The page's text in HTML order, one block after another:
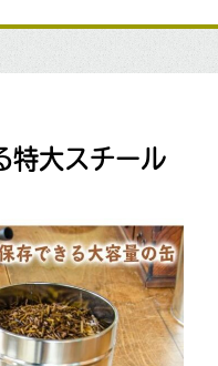
大スチール